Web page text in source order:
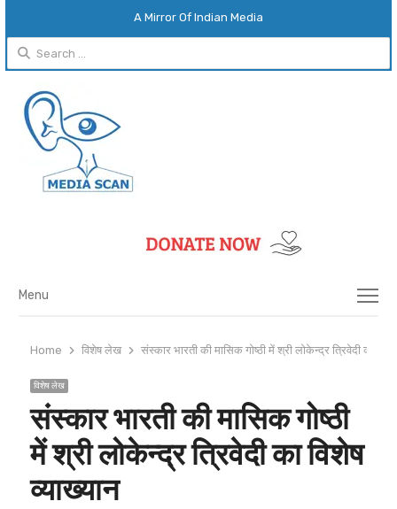
A Mirror Of Indian Media
Search
for:
Menu
Menu
Home विशेष लेख संस्कार भारती की मासिक गोष्ठी में श्री लोकेन्द्र त्रिवेदी का
विशेष लेख
संस्कार भारती की मासिक गोष्ठी
में श्री लोकेन्द्र त्रिवेदी का विशेष
व्याख्यान